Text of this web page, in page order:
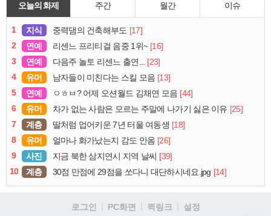
오늘의 화제 주간 월간 이슈
1 지식 중력댐의 건축해부도 [17]
2
연예 리센느 프리티걸 음중 1위~ [16]
3
연예 다음주 놀토 리센느 출연... [23]
4
유머 남자들이 미친다는 스킬 모음 [13]
5
연예 ㅇㅎㅂ? 어제 오션월드 김채연 모음 [44]
6
유머 차가 없는 사람은 모르는 주말에 나가기 싫은 이유 [25]
7
계층 딸처럼 업어키운 7년 터울 여동생 [18]
8
유머 얼마나 화가났는지 감도 안옴 [26]
9
사진 지금 북한 삼지연시 지역 날씨 [39]
10
계층 30점 만점에 29점을 쏘다니 대단하시네요.jpg [14]
로그인 PC화면 퀵링크
설정